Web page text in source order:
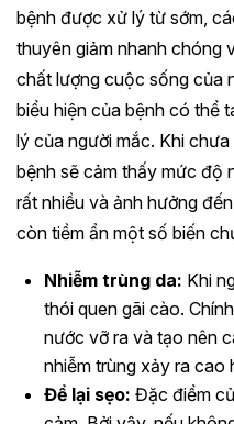
bệnh được xử lý từ sớm,
thuyên giảm nhanh chóng
chất lượng cuộc sống của
biểu hiện của bệnh có thể
lý của người mắc. Khi
bệnh sẽ cảm thấy mức độ
rất nhiều và ảnh hưởng
còn tiềm ẩn một số biến
Nhiễm trùng da: Khi
thói quen gãi cào.
nước vỡ ra và tạo nên
nhiễm trùng xảy ra cao
Để lại sẹo: Đặc điểm